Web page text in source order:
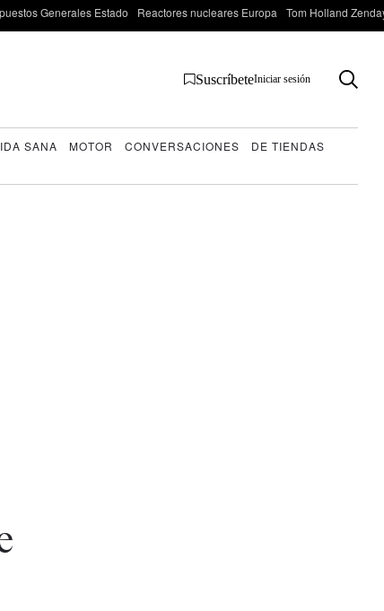
Generales Estado Reactores nucleares Europa Tom Holland
SuscríbeteIniciar sesión
SANA MOTOR CONVERSACIONES
DE TIENDAS